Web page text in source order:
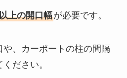
上の開口幅が必要です。
や、カーポートの柱の間隔
ださい。